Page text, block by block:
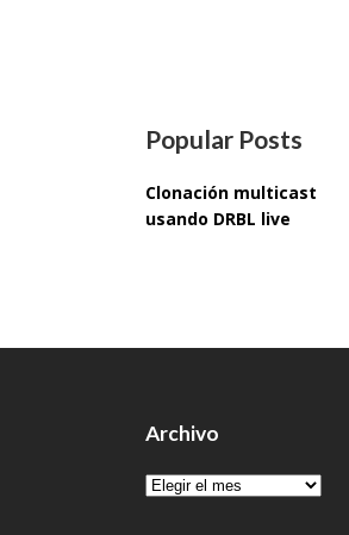
Popular Posts
Clonación multicast
usando DRBL live
Archivo
Archivo